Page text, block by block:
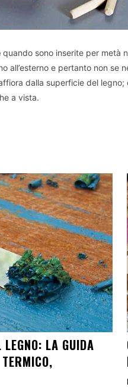
quando sono inserite per metà
all’esterno e pertanto non se
dalla superficie del
a vista.
LA GUIDA